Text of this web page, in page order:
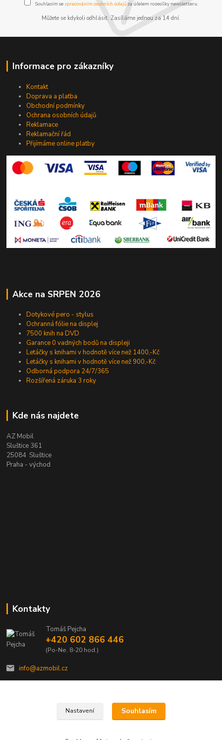
Souhlasím se zpracováním osobních údajůza účelem rozesílky newsletteru.
Můžete se kdykoli odhlásit. Zasíláme jednou za 14 dní.
Informace pro zákazníky
Kontakt
Doprava a platba
Obchodní podmínky
Ochrana osobních údajů
Reklamace
Reklamační řád
Přijímáme online platby
Akce na SRPEN 2026
Dotykové pero - stylus
Ochranná fólie na displej
7500 knih na DVD
Garance 0 vadných bodů na displeji
Letáčky s knihami v hodnotě více než 1400,-Kč
Letáčky s knihami v hodnotě více než 900,-Kč
Odborná podpora 24/7/365
Rozšířená záruka 3 roky
Kde nás najdete
AZ Mobil
Sluštice 361
25084 Sluštice
Praha - východ
Kontakty
Tomáš Pejcha
+420 602 866 446
(Po-Ne, 8-20 hod.)
info@azmobil.cz
Veškeré texty a popisy vytvořil Tomáš Pejcha - 2009-2026 © AZMOBIL.CZ
Nastavení Souhlasím